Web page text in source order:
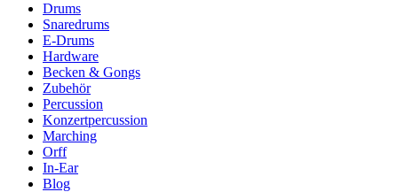
Drums
Snaredrums
E-Drums
Hardware
Becken & Gongs
Zubehör
Percussion
Konzertpercussion
Marching
Orff
In-Ear
Blog